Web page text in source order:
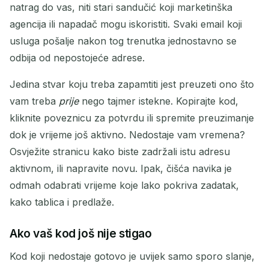
natrag do vas, niti stari sandučić koji marketinška
agencija ili napadač mogu iskoristiti. Svaki email koji
usluga pošalje nakon tog trenutka jednostavno se
odbija od nepostojeće adrese.
Jedina stvar koju treba zapamtiti jest preuzeti ono što
vam treba prijenego tajmer istekne. Kopirajte kod,
kliknite poveznicu za potvrdu ili spremite preuzimanje
dok je vrijeme još aktivno. Nedostaje vam vremena?
Osvježite stranicu kako biste zadržali istu adresu
aktivnom, ili napravite novu. Ipak, čišća navika je
odmah odabrati vrijeme koje lako pokriva zadatak,
kako tablica i predlaže.
Ako vaš kod još nije stigao
Kod koji nedostaje gotovo je uvijek samo sporo slanje,